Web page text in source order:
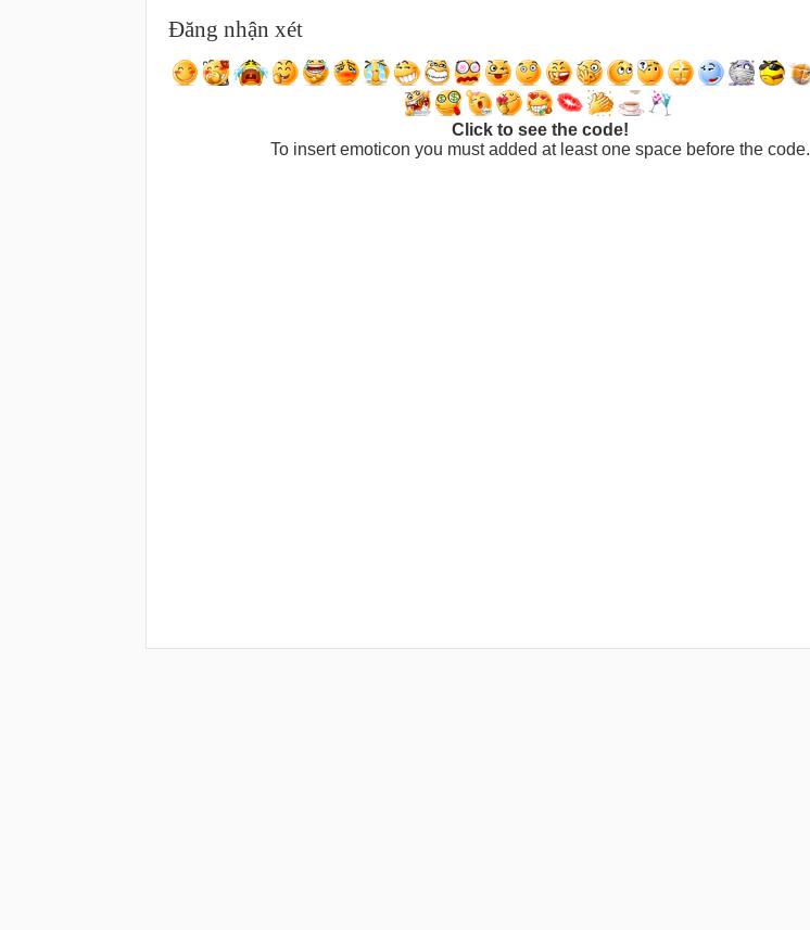
Đăng nhận xét
Click to see the code!
To insert emoticon you must added at least one space before the code.